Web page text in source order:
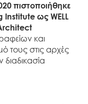
πιστοποιήθηκε
Institute ως WELL
και
τους στις αρχές
διαδικασία